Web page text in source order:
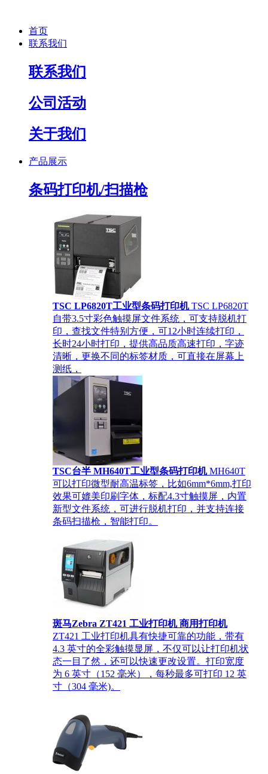
首页
联系我们
联系我们
公司活动
关于我们
产品展示
条码打印机/扫描枪
TSC LP6820T工业型条码打印机 TSC LP6820T
自带3.5寸彩色触摸屏文件系统，可支持脱机打
印，查找文件特别方便，可12小时连续打印，
长时24小时打印，提供高品质高速打印，字迹
清晰，更换不同的标签材质，可直接在屏幕上
测纸，
TSC台半 MH640T工业型条码打印机 MH640T
可以打印微型耐高温标签，比如6mm*6mm,打印
效果可媲美印刷字体，标配4.3寸触摸屏，内置
新型文件系统，可进行脱机打印，并支持连接
条码扫描枪，智能打印。
斑马Zebra ZT421 工业打印机 商用打印机
ZT421 工业打印机具有快捷可靠的功能，带有
4.3 英寸的全彩触摸显屏，不仅可以让打印机状
态一目了然，还可以快速更改设置。打印宽度
为 6 英寸（152 毫米），每秒最多可打印 12 英
寸（304 毫米)。